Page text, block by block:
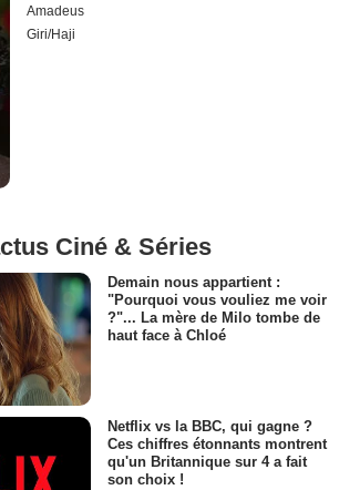
Amadeus
Giri/Haji
Ciné & Séries
Demain nous appartient :
"Pourquoi vous vouliez me voir
?"... La mère de Milo tombe de
haut face à Chloé
Netflix vs la BBC, qui gagne ?
Ces chiffres étonnants montrent
qu'un Britannique sur 4 a fait
son choix !